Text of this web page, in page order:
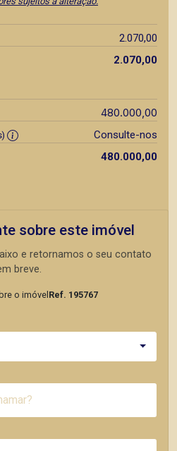
2.070,00
2.070,00
480.000,00
Consulte-nos
480.000,00
sobre este imóvel
e retornamos o seu contato
breve.
o imóvel Ref. 195767